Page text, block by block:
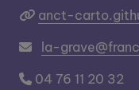
anct-
la-
04 76 11 20 32